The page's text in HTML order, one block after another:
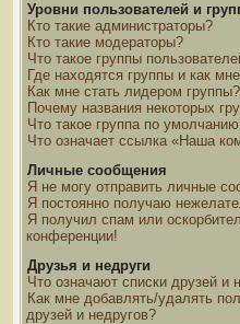
Уровни пользователей и
Кто такие администраторы?
Кто такие модераторы?
Что такое группы
Где находятся группы и как
Как мне стать лидером группы?
Почему названия некоторых
Что такое группа по
Что означает ссылка «Наша
Личные сообщения
Я не могу отправить личные
Я постоянно получаю
Я получил спам или
конференции!
Друзья и недруги
Что означают списки друзей и
Как мне добавлять/удалять
друзей и недругов?